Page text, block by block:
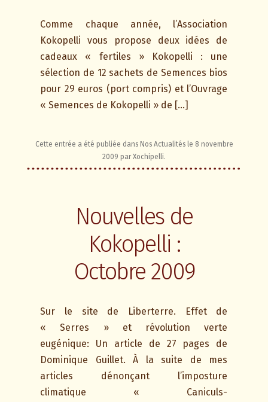
Comme chaque année, l’Association
Kokopelli vous propose deux idées de
cadeaux « fertiles » Kokopelli : une
sélection de 12 sachets de Semences bios
pour 29 euros (port compris) et l’Ouvrage
« Semences de Kokopelli » de […]
Cette entrée a été publiée dans Nos Actualitésle 8 novembre
2009 par Xochipelli.
Nouvelles de
Kokopelli :
Octobre 2009
Sur le site de Liberterre. Effet de
« Serres » et révolution verte
eugénique: Un article de 27 pages de
Dominique Guillet. À la suite de mes
articles dénonçant l’imposture
climatique « Caniculs-